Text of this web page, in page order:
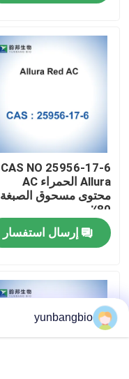
مراقبة الجودة
اتصل بنا
أخبار
حالات
المخازن البيولوجية
CAS NO 25956-17-6
Allura الحمراء AC
محتوى مسحوق الصبغة
80٪
إرسال استفسار
yunbangbio